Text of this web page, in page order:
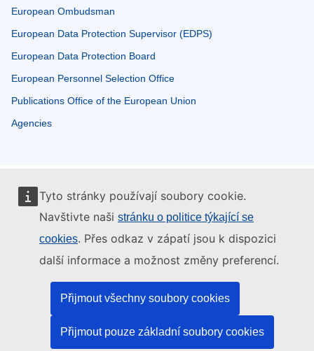
Tyto stránky používají soubory cookie.
Navštivte naši stránku o politice týkající se
cookies. Přes odkaz v zápatí jsou k dispozici
další informace a možnost změny preferencí.
Přijmout všechny soubory cookies
Přijmout pouze základní soubory cookies
European Ombudsman
European Data Protection Supervisor (EDPS)
European Data Protection Board
European Personnel Selection Office
Publications Office of the European Union
Agencies